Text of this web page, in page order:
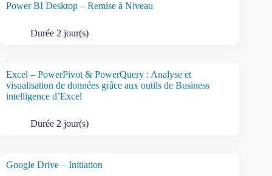
Power BI Desktop – Remise à Niveau
Durée 2 jour(s)
Excel – PowerPivot & PowerQuery : Analyse et
visualisation de données grâce aux outils de Business
intelligence d’Excel
Durée 2 jour(s)
Google Drive – Initiation